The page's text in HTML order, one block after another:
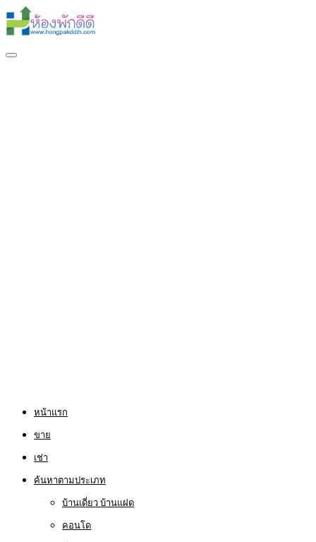
หน้าแรก
ขาย
เช่า
ค้นหาตามประเภท
บ้านเดี่ยว บ้านแฝด
คอนโด